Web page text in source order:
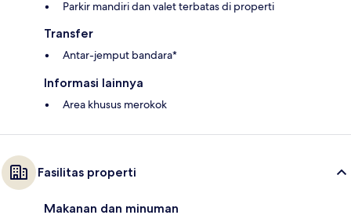
Parkir mandiri dan valet terbatas di properti
Transfer
Antar-jemput bandara*
Informasi lainnya
Area khusus merokok
Fasilitas properti
Makanan dan minuman